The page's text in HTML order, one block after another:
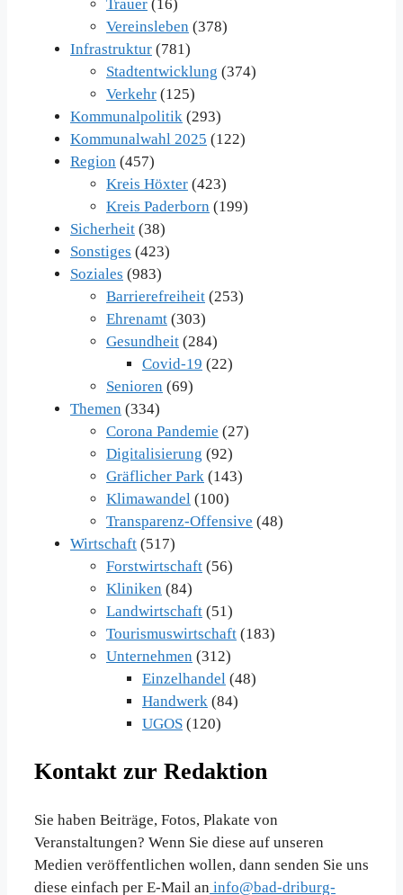
Trauer (16)
Vereinsleben (378)
Infrastruktur (781)
Stadtentwicklung (374)
Verkehr (125)
Kommunalpolitik (293)
Kommunalwahl 2025 (122)
Region (457)
Kreis Höxter (423)
Kreis Paderborn (199)
Sicherheit (38)
Sonstiges (423)
Soziales (983)
Barrierefreiheit (253)
Ehrenamt (303)
Gesundheit (284)
Covid-19 (22)
Senioren (69)
Themen (334)
Corona Pandemie (27)
Digitalisierung (92)
Gräflicher Park (143)
Klimawandel (100)
Transparenz-Offensive (48)
Wirtschaft (517)
Forstwirtschaft (56)
Kliniken (84)
Landwirtschaft (51)
Tourismuswirtschaft (183)
Unternehmen (312)
Einzelhandel (48)
Handwerk (84)
UGOS (120)
Kontakt zur Redaktion
Sie haben Beiträge, Fotos, Plakate von
Veranstaltungen? Wenn Sie diese auf unseren
Medien veröffentlichen wollen, dann senden Sie uns
diese einfach per E-Mail an info@bad-driburg-